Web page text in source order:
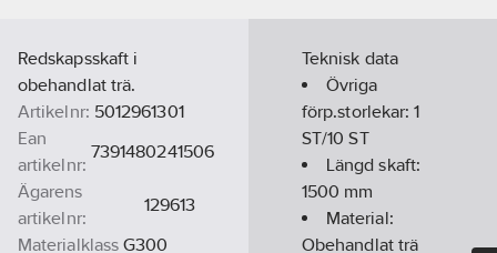
Redskapsskaft i
obehandlat trä.
Artikelnr: 5012961301
Ean
artikelnr:
7391480241506
Ägarens
artikelnr:
129613
Materialklass G300
Teknisk data
Övriga
förp.storlekar:1
ST/10 ST
Längd skaft:
1500 mm
Material:
Obehandlat trä